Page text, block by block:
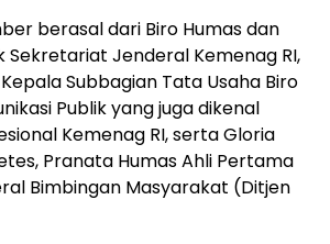
berasal dari Biro Humas dan
Sekretariat Jenderal Kemenag RI,
Subbagian Tata Usaha Biro
Publik yang juga dikenal
Kemenag RI, serta Gloria
Pranata Humas Ahli Pertama
Bimbingan Masyarakat (Ditjen